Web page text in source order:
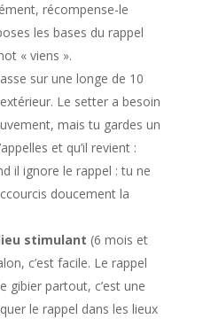
récompense-le
les bases du rappel
« viens ».
sur une longe de 10
Le setter a besoin
mais tu gardes un
et qu’il revient :
il ignore le rappel : tu ne
doucement la
stimulant (6 mois et
c’est facile. Le rappel
gibier partout, c’est une
le rappel dans les lieux